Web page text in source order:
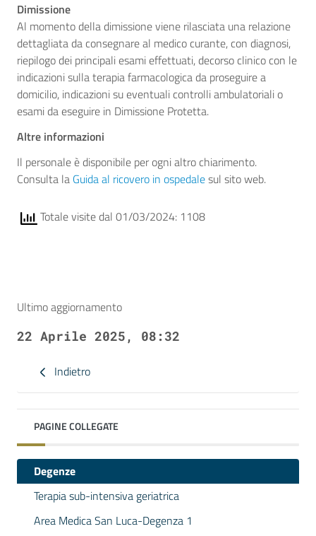
Indietro
PAGINE COLLEGATE
Degenze
Terapia sub-intensiva geriatrica
Area Medica San Luca-Degenza 1
Dimissione
Al momento della dimissione viene rilasciata una relazione
dettagliata da consegnare al medico curante, con diagnosi,
riepilogo dei principali esami effettuati, decorso clinico con le
indicazioni sulla terapia farmacologica da proseguire a
domicilio, indicazioni su eventuali controlli ambulatoriali o
esami da eseguire in Dimissione Protetta.
Altre informazioni
Il personale è disponibile per ogni altro chiarimento.
Consulta la Guida al ricovero in ospedalesul sito web.
Totale visite dal 01/03/2024: 1108
Ultimo aggiornamento
22 Aprile 2025, 08:32